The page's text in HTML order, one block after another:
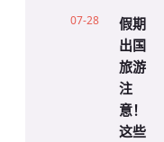
07-28
假期
出国
旅游
注
意！
这些